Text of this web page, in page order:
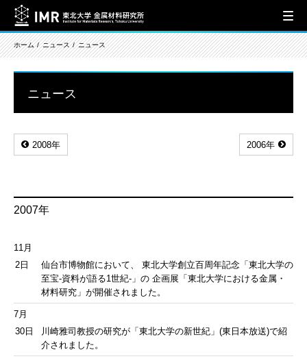
ホーム ニュース ニュース
ニュース
2008年 2006年
2007年
11月
2日
仙台市博物館において、 東北大学創立百周年記念「東北大学の
至宝-資料が語る1世紀-」の 企画展「東北大学における金属・
材料研究」が開催されました。
7月
30日
川崎雅司教授の研究が「東北大学の新世紀」(東日本放送)で紹
介されました。